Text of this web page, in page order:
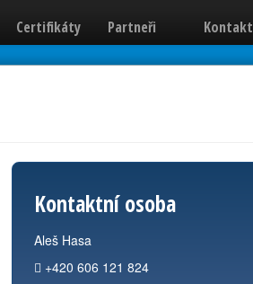
Certifikáty Partneři Kontakt
Kontaktní osoba
Aleš Hasa
+420 606 121 824